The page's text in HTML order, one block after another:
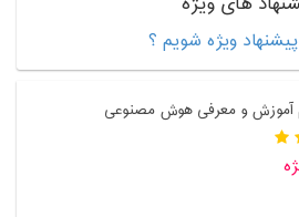
ویژه شویم ؟
آموزش و معرفی هوش مصنوعی